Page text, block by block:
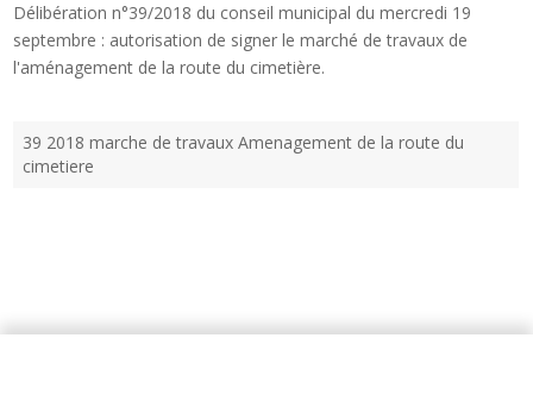
Délibération n°39/2018 du conseil municipal du mercredi 19
septembre : autorisation de signer le marché de travaux de
l'aménagement de la route du cimetière.
39 2018 marche de travaux Amenagement de la route du
cimetiere